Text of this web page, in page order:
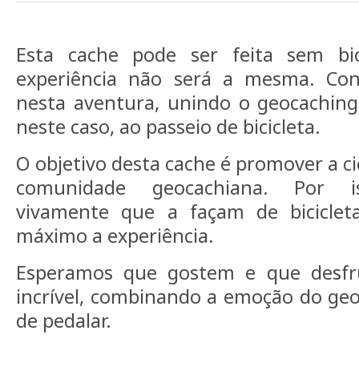
Esta cache pode ser feita sem
experiência não será a mesma.
nesta aventura, unindo o
neste caso, ao passeio de bicicleta.
O objetivo desta cache é promover a
comunidade geocachiana. Por
vivamente que a façam de
máximo a experiência.
Esperamos que gostem e que
incrível, combinando a emoção do
de pedalar.